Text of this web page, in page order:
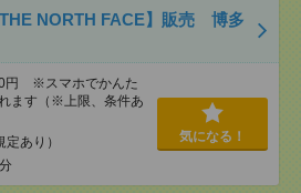
NORTH FACE】販売 博多
円 ※スマホでかんた
ます（※上限、条件あ
あり）
気になる！